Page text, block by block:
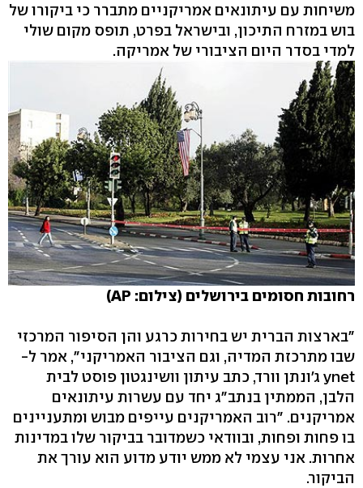
משיחות עם עיתונאים אמריקניים מתברר כי ביקורו של
בוש במזרח התיכון, ובישראל בפרט, תופס מקום שולי
למדי בסדר היום הציבורי של אמריקה.
רחובות חסומים בירושלים (צילום: AP)
"בארצות הברית יש בחירות כרגע והן הסיפור המרכזי
שבו מתרכזת המדיה, וגם הציבור האמריקני", אמר ל-
ynet ג'ונתן וורד, כתב עיתון וושינגטון פוסט לבית
הלבן, הממתין בנתב"ג יחד עם עשרות עיתונאים
אמריקנים. "רוב האמריקנים עייפים מבוש ומתעניינים
בו פחות ופחות, ובוודאי כשמדובר בביקור שלו במדינות
אחרות. אני עצמי לא ממש יודע מדוע הוא עורך את
הביקור.